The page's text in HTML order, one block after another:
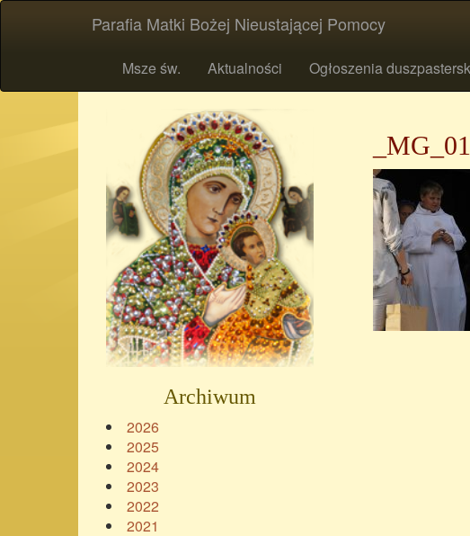
Parafia Matki Bożej Nieustającej Pomocy
Msze św. Aktualności Ogłoszenia
Archiwum
2026
2025
2024
2023
2022
2021